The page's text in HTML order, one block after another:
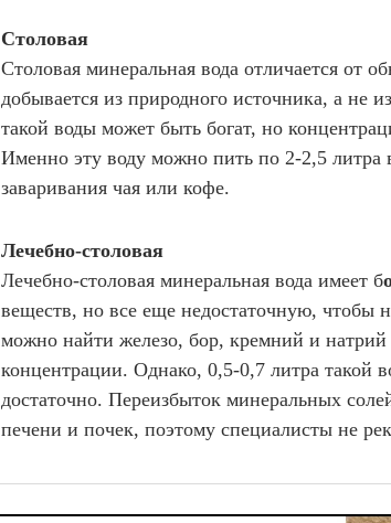
Столовая
Столовая минеральная вода отличается от
добывается из природного источника, а не
такой воды может быть богат, но
Именно эту воду можно пить по 2-2,5 литра
заваривания чая или кофе.
Лечебно-столовая
Лечебно-столовая минеральная вода имеет б
веществ, но все еще недостаточную, чтобы
можно найти железо, бор, кремний и натрий
концентрации. Однако, 0,5-0,7 литра такой
достаточно. Переизбыток минеральных
печени и почек, поэтому специалисты не